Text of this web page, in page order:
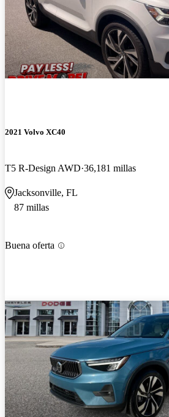
2021 Volvo XC40
T5 R-Design AWD 36,181 millas
Jacksonville, FL
87 millas
Buena oferta